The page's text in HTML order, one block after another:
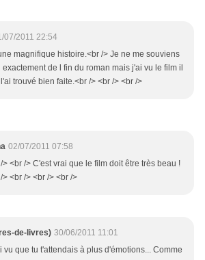
07/2011 22:54
magnifique histoire.<br /> Je ne me souviens
de l fin du roman mais j'ai vu le film il
trouvé bien faite.<br /> <br /> <br />
02/07/2011 07:58
> <br /> C'est vrai que le film doit être très beau !
> <br /> <br /> <br />
de-livres) 30/06/2011 11:01
vu que tu t'attendais à plus d'émotions... Comme